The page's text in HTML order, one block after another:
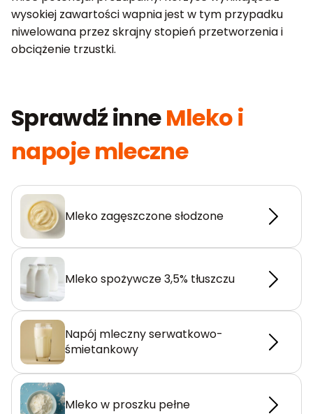
wysokiej zawartości wapnia jest w tym przypadku
niwelowana przez skrajny stopień przetworzenia i
obciążenie trzustki.
Sprawdź inneMleko i
napoje mleczne
Mleko zagęszczone słodzone
Mleko spożywcze 3,5% tłuszczu
Napój mleczny serwatkowo-
śmietankowy
Mleko w proszku pełne